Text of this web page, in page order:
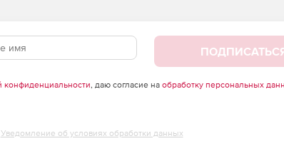
по
конфиденциальности, даю согласие на обработку персональных
Уведомление об условиях обработки данных